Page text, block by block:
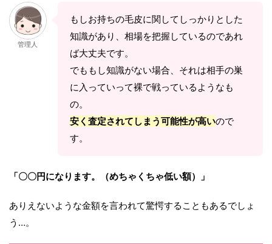
管理人
もしお持ちの毛皮に関してしっかりとした
知識があり、相場を把握しているのであれ
ば大丈夫です。
でももし知識がない場合、それは相手の巣
に入っていって裸で戦っているようなも
の。
安く査定されてしまう可能性が高いので
す。
「〇〇円になります。（めちゃくちゃ低い額）」
ありえないような金額を言われて驚愕することもあるでしょ
う…。